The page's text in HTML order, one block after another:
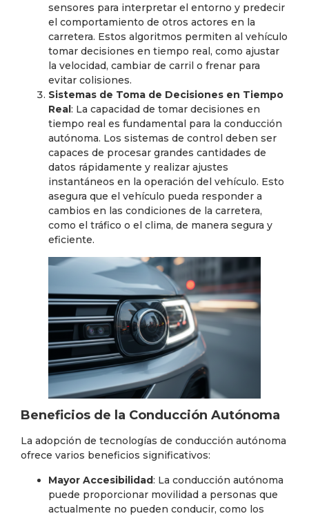
sensores para interpretar el entorno y predecir
el comportamiento de otros actores en la
carretera. Estos algoritmos permiten al vehículo
tomar decisiones en tiempo real, como ajustar
la velocidad, cambiar de carril o frenar para
evitar colisiones.
Sistemas de Toma de Decisiones en Tiempo
Real: La capacidad de tomar decisiones en
tiempo real es fundamental para la conducción
autónoma. Los sistemas de control deben ser
capaces de procesar grandes cantidades de
datos rápidamente y realizar ajustes
instantáneos en la operación del vehículo. Esto
asegura que el vehículo pueda responder a
cambios en las condiciones de la carretera,
como el tráfico o el clima, de manera segura y
eficiente.
Beneficios de la Conducción Autónoma
La adopción de tecnologías de conducción autónoma
ofrece varios beneficios significativos:
Mayor Accesibilidad: La conducción autónoma
puede proporcionar movilidad a personas que
actualmente no pueden conducir, como los